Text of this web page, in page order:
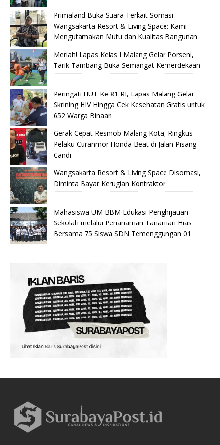
Primaland Buka Suara Terkait Somasi
Wangsakarta Resort & Living Space: Kami
Mengutamakan Mutu dan Kualitas Bangunan
Meriah! Lapas Kelas I Malang Gelar Porseni,
Tarik Tambang Buka Semangat Kemerdekaan
Peringati HUT Ke-81 RI, Lapas Malang Gelar
Skrining HIV Hingga Cek Kesehatan Gratis untuk
652 Warga Binaan
Gerak Cepat Resmob Malang Kota, Ringkus
Pelaku Curanmor Honda Beat di Jalan Pisang
Candi
Wangsakarta Resort & Living Space Disomasi,
Diminta Bayar Kerugian Kontraktor
Mahasiswa UM BBM Edukasi Penghijauan
Sekolah melalui Penanaman Tanaman Hias
Bersama 75 Siswa SDN Temenggungan 01